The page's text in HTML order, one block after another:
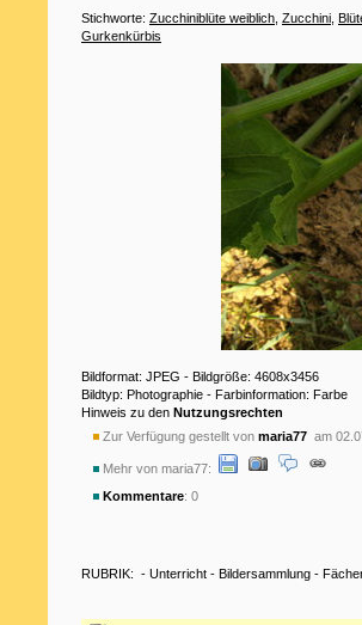
Stichworte: Zucchiniblüte weiblich Zucchini
Gurkenkürbis
Bildformat: JPEG - Bildgröße: 4608x3456
Bildtyp: Photographie - Farbinformation: Farbe
Hinweis zu den Nutzungsrechten
Zur Verfügung gestellt von maria77 am
Mehr von maria77:
Kommentare: 0
RUBRIK: - Unterricht - Bildersammlung -